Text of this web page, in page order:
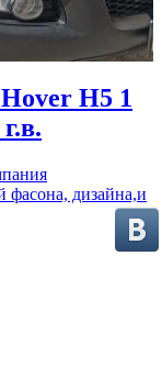
H5 1
фасона, дизайна,и